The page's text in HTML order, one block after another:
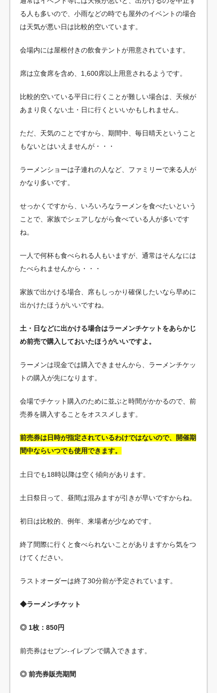
る人も多いので、小雨などの時でも屋外のイベントの場合
は天気が悪い日は比較的空いています。
会場内には屋根付きの飲食テントが用意されています。
席は立食席を含め、1,600席以上用意されるようです。
比較的空いている平日に行くことが難しい場合は、天候が
あまり良くない土・日に行くといいかもしれません。
ただ、天気のことですから、期間中、毎日晴天ということ
もないとはいえませんが・・・
ラーメンショーは子連れの人など、ファミリーで来る人が
かなり多いです。
せっかくですから、いろいろなラーメンを食べたいという
ことで、家族でシェアしながら食べている人が多いです
ね。
一人で何杯も食べられる人もいますが、通常はそんなには
たべられませんから・・・
家族で出かける場合、席もしっかり確保したいなら早めに
出かけたほうがいいですね。
土・日などに出かける場合はラーメンチケットをあらかじ
め前売で購入しておいたほうがいいですよ。
ラーメンは現金では購入できませんから、ラーメンチケッ
トの購入が先になります。
会場でチケット購入のために並ぶと時間がかかるので、前
売券を購入することをオススメします。
前売券は日時が指定されているわけではないので、開催期
間中ならいつでも使用できます。
土日でも18時以降は空く傾向があります。
土日祭日って、昼間は混みますが引きが早いですからね。
初日は比較的、例年、来場者が少なめです。
終了間際に行くと食べられないことがありますから気をつ
けてください。
ラストオーダーは終了30分前が予定されています。
◆ラーメンチケット
◎ 1枚：850円
前売券はセブン-イレブンで購入できます。
◎ 前売券販売期間